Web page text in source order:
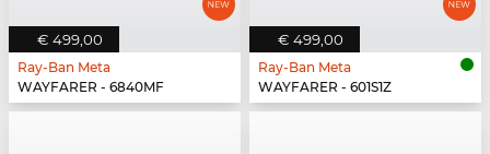
€ 499,00
Ray-Ban Meta
WAYFARER - 6840MF
€ 499,00
Ray-Ban Meta
WAYFARER - 601S1Z